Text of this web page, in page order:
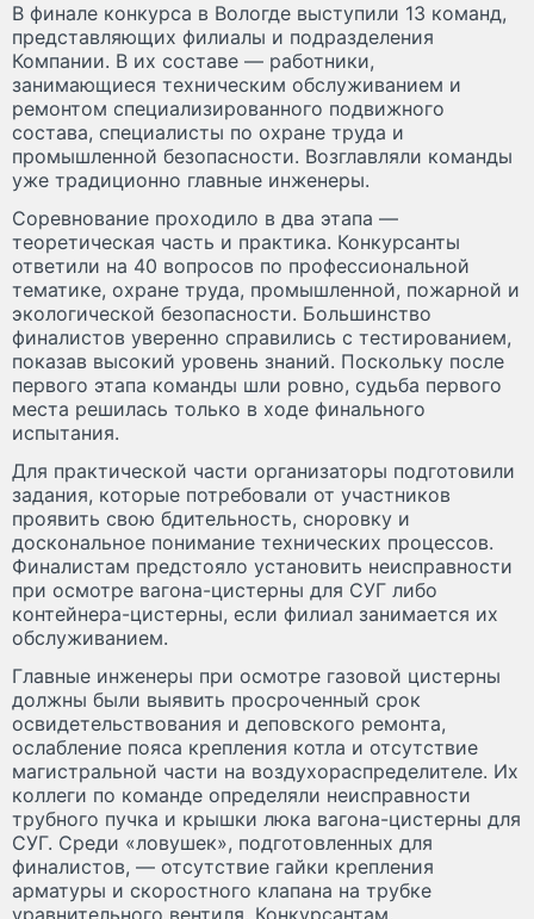
В финале конкурса в Вологде выступили 13 команд,
представляющих филиалы и подразделения
Компании. В их составе — работники,
занимающиеся техническим обслуживанием и
ремонтом специализированного подвижного
состава, специалисты по охране труда и
промышленной безопасности. Возглавляли команды
уже традиционно главные инженеры.
Соревнование проходило в два этапа —
теоретическая часть и практика. Конкурсанты
ответили на 40 вопросов по профессиональной
тематике, охране труда, промышленной, пожарной и
экологической безопасности. Большинство
финалистов уверенно справились с тестированием,
показав высокий уровень знаний. Поскольку после
первого этапа команды шли ровно, судьба первого
места решилась только в ходе финального
испытания.
Для практической части организаторы подготовили
задания, которые потребовали от участников
проявить свою бдительность, сноровку и
доскональное понимание технических процессов.
Финалистам предстояло установить неисправности
при осмотре вагона-цистерны для СУГ либо
контейнера-цистерны, если филиал занимается их
обслуживанием.
Главные инженеры при осмотре газовой цистерны
должны были выявить просроченный срок
освидетельствования и деповского ремонта,
ослабление пояса крепления котла и отсутствие
магистральной части на воздухораспределителе. Их
коллеги по команде определяли неисправности
трубного пучка и крышки люка вагона-цистерны для
СУГ. Среди «ловушек», подготовленных для
финалистов, — отсутствие гайки крепления
арматуры и скоростного клапана на трубке